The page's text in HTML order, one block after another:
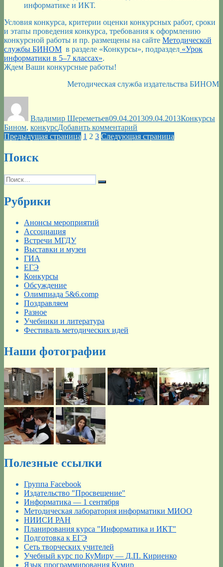
информатике и ИКТ.
Условия конкурса, критерии оценки конкурсных работ, сроки
и этапы проведения конкурса, требования к оформлению
конкурсной работы и пр. размещены на сайте Методической
службы БИНОМ в разделе «Конкурсы», подраздел «Урок
информатики в 5–7 классах».
Ждем Ваши конкурсные работы!
Методическая служба издательства БИНОМ
Владимир Шереметьев09.04.201309.04.2013Конкурсы
Бином, конкурсДобавить комментарий
записи
Пагинация
записей
Предыдущая страница Страница
1 Страница
2 Страница
3 Следующая страница
Поиск
Искать:
Поиск
Рубрики
Анонсы мероприятий
Ассоциация
Встречи МГДУ
Выставки и музеи
ГИА
ЕГЭ
Конкурсы
Обсуждение
Олимпиада 5&6.comp
Поздравляем
Разное
Учебники и литература
Фестиваль методических идей
Наши фотографии
Полезные ссылки
Группа Facebook
Издательство "Просвещение"
Информатика — 1 сентября
Методическая лаборатория информатики МИОО
НИИСИ РАН
Планирования курса "Информатика и ИКТ"
Подготовка к ЕГЭ
Сеть творческих учителей
Учебный курс по КуМиру — Д.П. Кириенко
Язык программирования Кумир